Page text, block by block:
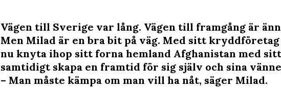
Vägen till Sverige var lång. Vägen till framgång är
Men Milad är en bra bit på väg. Med sitt
nu knyta ihop sitt forna hemland Afghanistan med
samtidigt skapa en framtid för sig själv och sina
– Man måste kämpa om man vill ha nåt, säger Milad.